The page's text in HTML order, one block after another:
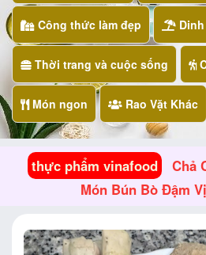
Công thức làm đẹp
Thời trang và cuộc sống
Món ngon Rao Vặt Khác
thực phẩm vinafood
Chả
Món Bún Bò Đậm